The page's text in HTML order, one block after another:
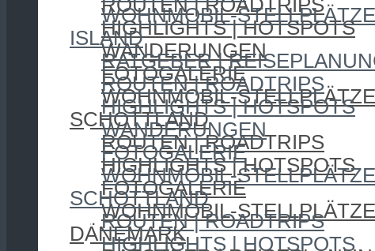
ROUTEN | ROADTRIPS
HIGHLIGHTS | HOTSPOTS
WANDERUNGEN
FOTOGALERIE
WOHNMOBIL-STELLPLÄTZE
SCHOTTLAND
ROUTEN | ROADTRIPS
HIGHLIGHTS | HOTSPOTS
FOTOGALERIE
WOHNMOBIL-STELLPLÄTZE
DÄNEMARK
WOHNMOBIL-STELLPLÄTZE
ISLAND
RATGEBER |
ROUTEN | ROADTRIPS
HIGHLIGHTS | HOTSPOTS
WANDERUNGEN
FOTOGALERIE
WOHNMOBIL-STELLPLÄTZE
SCHOTTLAND
ROUTEN | ROADTRIPS
HIGHLIGHTS | HOTSPOTS